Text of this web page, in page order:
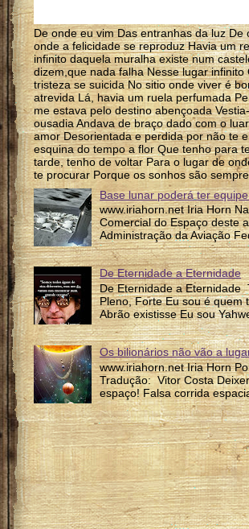
De onde eu vim Das entranhas da luz
onde a felicidade se reproduz Havia um
infinito daquela muralha existe num
dizem,que nada falha Nesse lugar
tristeza se suicida No sitio onde viver é
atrevida Lá, havia um ruela perfumada
me estava pelo destino abençoada
ousadia Andava de braço dado com o
amor Desorientada e perdida por não te
esquina do tempo a flor Que tenho para
tarde, tenho de voltar Para o lugar de
te procurar Porque os sonhos são
Base lunar poderá ter
www.iriahorn.net Iria Horn
Comercial do Espaço deste
Administração da Aviação
De Eternidade a Eternidade
De Eternidade a Eternidade
Pleno, Forte Eu sou é quem
Abrão existisse Eu sou
Os bilionários não vão a
www.iriahorn.net Iria Horn
Tradução: Vitor Costa
espaço! Falsa corrida